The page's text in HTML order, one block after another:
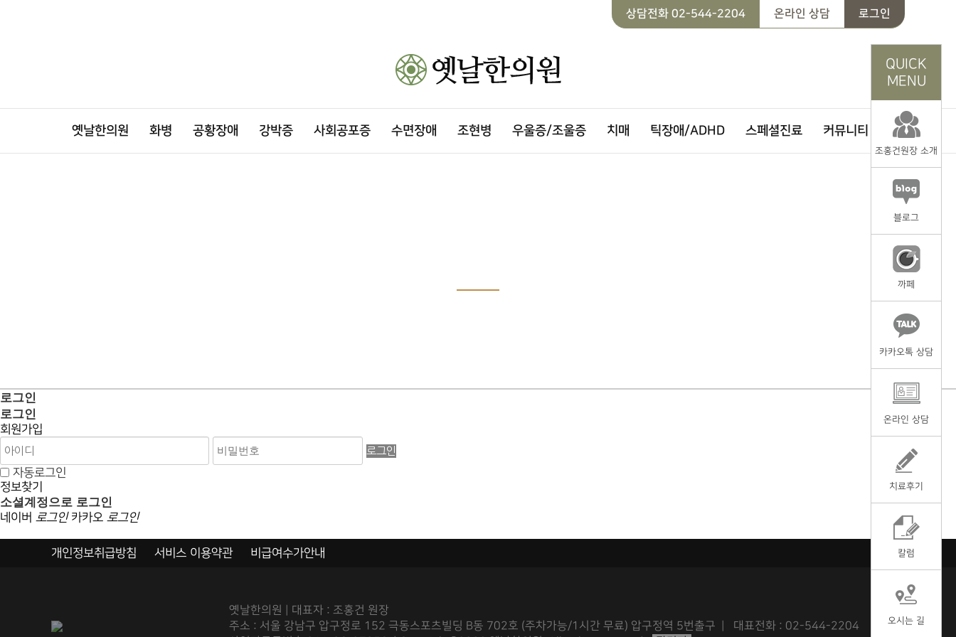
상담전화 02-544-2204 온라인 상담 로그인
옛날한의원 화병 공황장애 강박증 사회공포증 수면장애 조현병 우울증/조울증 치매 틱장애/ADHD 스페셜진료 커뮤니티
로그인
로그인
회원가입
로그인
자동로그인
정보찾기
소셜계정으로 로그인
네이버 로그인 카카오 로그인
QUICK
MENU
조홍건원장 소개
블로그
까페
카카오톡 상담
온라인 상담
치료후기
칼럼
오시는 길
개인정보취급방침 서비스 이용약관 비급여수가안내
옛날한의원 | 대표자 : 조홍건 원장
주소 : 서울 강남구 압구정로 152 극동스포츠빌딩 B동 702호 (주차가능/1시간 무료) 압구정역 5번출구 | 대표전화 : 02-544-2204